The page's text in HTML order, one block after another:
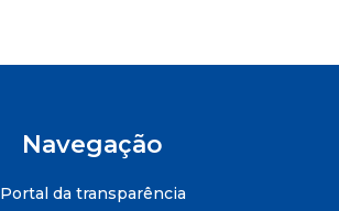
Navegação
Portal da transparência